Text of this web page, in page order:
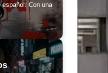
Con una